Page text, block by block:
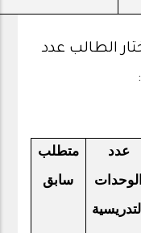
الطالب عدد
عدد
الوحدات
التدريسية
متطلب
سابق